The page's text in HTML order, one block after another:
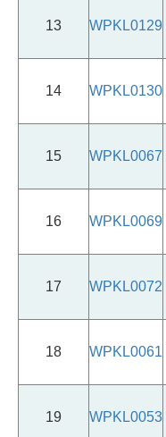
13 WPKL0129
14 WPKL0130
15 WPKL0067
16 WPKL0069
17 WPKL0072
18 WPKL0061
19 WPKL0053